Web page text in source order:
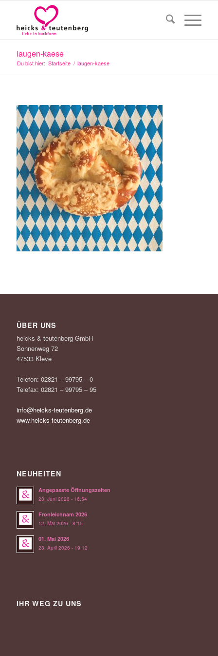
laugen-kaese
Du bist hier: Startseite / laugen-kaese
ÜBER UNS
heicks & teutenberg GmbH
Sonnenweg 72
47533 Kleve
Telefon: 02821 – 99795 – 0
Telefax: 02821 – 99795 – 95
info@heicks-teutenberg.de
www.heicks-teutenberg.de
NEUHEITEN
Angepasste Öffnungszeiten
23. Juni 2026 - 16:54
Fronleichnam 2026
12. Mai 2026 - 8:15
01. Mai 2026
28. April 2026 - 19:12
IHR WEG ZU UNS